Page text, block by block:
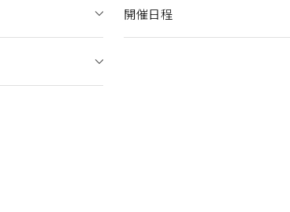
開催日程